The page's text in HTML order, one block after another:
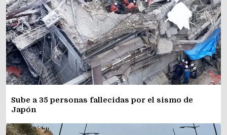
Sube a 35 personas fallecidas por el sismo de
Japón